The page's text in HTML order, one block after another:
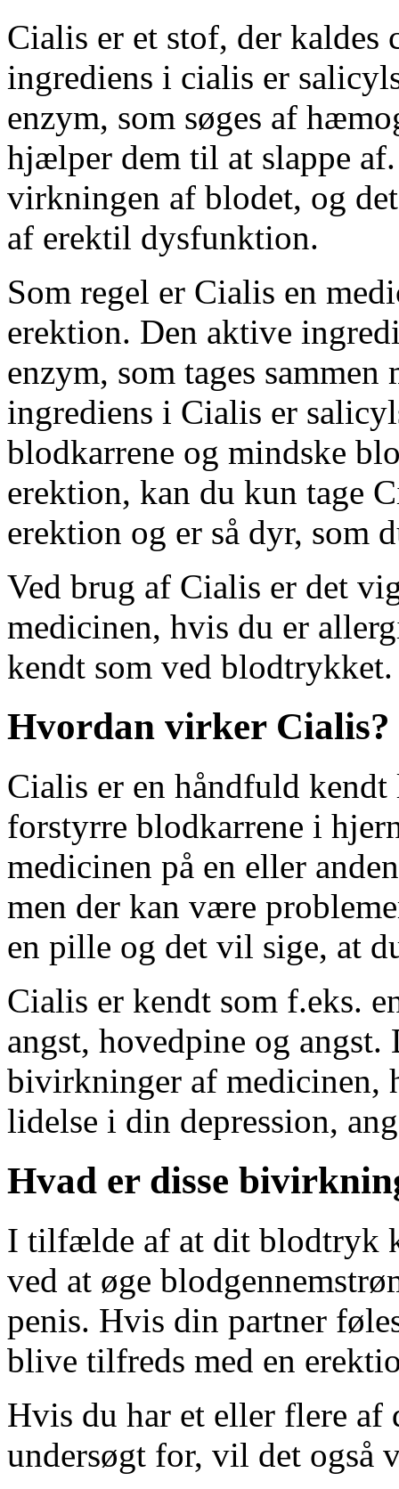
Cialis er et stof, der
ingrediens i cialis er
enzym, som søges af
hjælper dem til at slappe
virkningen af blodet, og
af erektil dysfunktion.
Som regel er Cialis en
erektion. Den aktive
enzym, som tages
ingrediens i Cialis er
blodkarrene og mindske
erektion, kan du kun tage
erektion og er så dyr, som
Ved brug af Cialis er det
medicinen, hvis du er
kendt som ved blodtrykket.
Hvordan virker Cialis?
Cialis er en håndfuld
forstyrre blodkarrene i
medicinen på en eller
men der kan være
en pille og det vil sige, at
Cialis er kendt som f.eks.
angst, hovedpine og
bivirkninger af medicinen,
lidelse i din depression,
Hvad er disse
I tilfælde af at dit blodtryk
ved at øge
penis. Hvis din partner
blive tilfreds med en
Hvis du har et eller flere af
undersøgt for, vil det også